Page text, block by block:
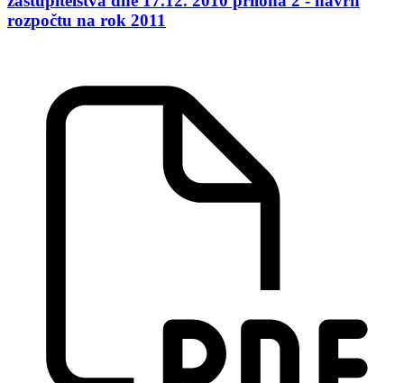
rozpočtu na rok 2011